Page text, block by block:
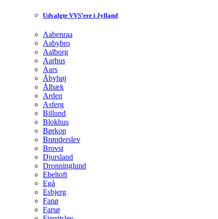
Udvalgte VVS’ere i Jylland
Aabenraa
Aabybro
Aalborg
Aarhus
Aars
Åbyhøj
Ålbæk
Arden
Asferg
Billund
Blokhus
Børkop
Brønderslev
Brovst
Djursland
Dronninglund
Ebeltoft
Egå
Esbjerg
Fanø
Farsø